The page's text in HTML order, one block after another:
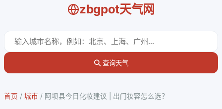
zbgpot天气网
查询天气
首页 / 城市 / 阿坝县今日化妆建议 | 出门妆容怎么选？